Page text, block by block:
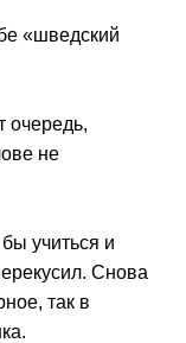
«шведский
очередь,
не
учиться и
Снова
так в